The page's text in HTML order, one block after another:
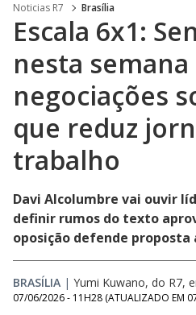
Noticias R7 Brasília
Escala 6x1:
nesta semana
negociações
que reduz
trabalho
Davi Alcolumbre vai ouvir
definir rumos do texto
oposição defende
BRASÍLIA | Yumi Kuwano, do R7,
07/06/2026 - 11H28 (ATUALIZADO EM